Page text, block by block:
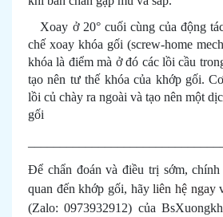
Xoay ở 20° cuối cùng của động
chế xoay khóa gối (screw-home
khóa là điểm mà ở đó các lồi cầu
tạo nên tư thế khóa của khớp gối.
lồi củ chày ra ngoài và tạo nên một
gối
Để chẩn đoán và điều trị sớm,
quan đến khớp gối, hãyliên hệ ngay
(Zalo: 0973932912) của